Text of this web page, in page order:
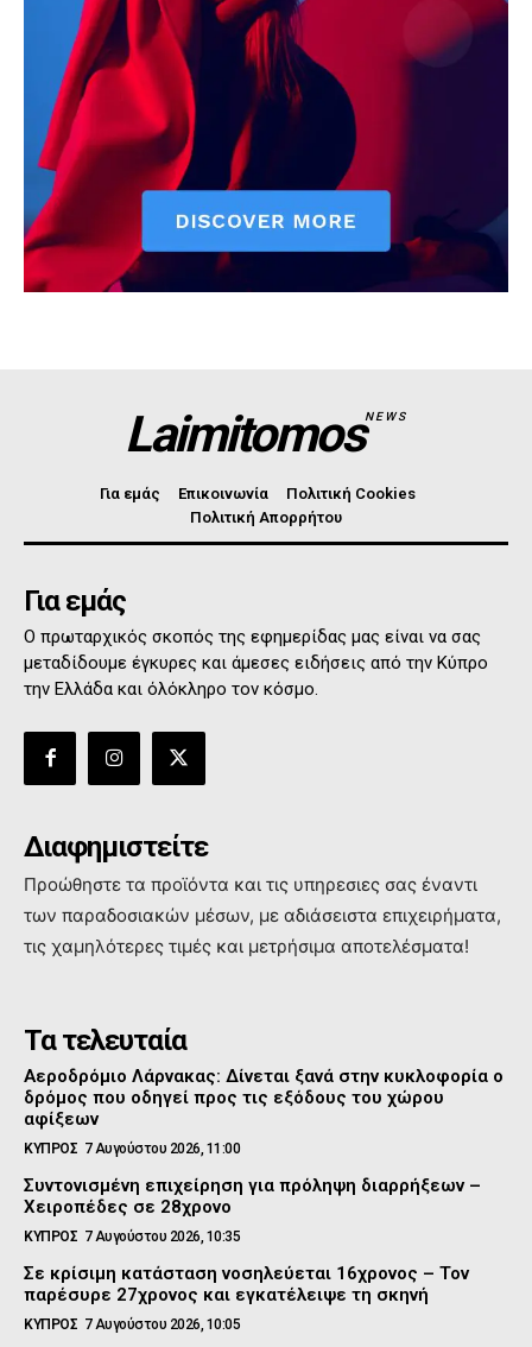
LaimitomosNEWS
Για εμάς Επικοινωνία
Πολιτική Cookies
Πολιτική Απορρήτου
Για εμάς
Ο πρωταρχικός σκοπός της εφημερίδας μας είναι να σας
μεταδίδουμε έγκυρες και άμεσες ειδήσεις από την Κύπρο
την Ελλάδα και όλόκληρο τον κόσμο.
Διαφημιστείτε
Προώθηστε τα προϊόντα και τις υπηρεσιες σας έναντι
των παραδοσιακών μέσων, με αδιάσειστα επιχειρήματα,
τις χαμηλότερες τιμές και μετρήσιμα αποτελέσματα!
Τα τελευταία
Αεροδρόμιο Λάρνακας: Δίνεται ξανά στην κυκλοφορία ο
δρόμος που οδηγεί προς τις εξόδους του χώρου
αφίξεων
ΚΥΠΡΟΣ 7 Αυγούστου 2026, 11:00
Συντονισμένη επιχείρηση για πρόληψη διαρρήξεων –
Χειροπέδες σε 28χρονο
ΚΥΠΡΟΣ 7 Αυγούστου 2026, 10:35
Σε κρίσιμη κατάσταση νοσηλεύεται 16χρονος – Τον
παρέσυρε 27χρονος και εγκατέλειψε τη σκηνή
ΚΥΠΡΟΣ 7 Αυγούστου 2026, 10:05